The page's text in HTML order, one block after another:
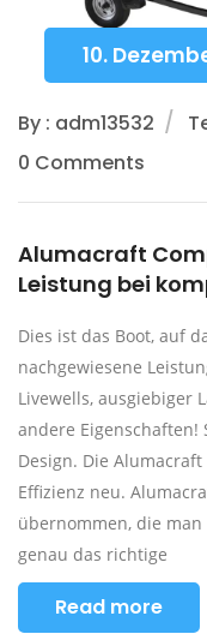
10.
By : adm13532
0 Comments
Alumacraft
Leistung bei
Dies ist das Boot, auf
nachgewiesene
Livewells, ausgiebiger
andere Eigenschaften!
Design. Die
Effizienz neu.
übernommen, die
genau das richtige
Read more